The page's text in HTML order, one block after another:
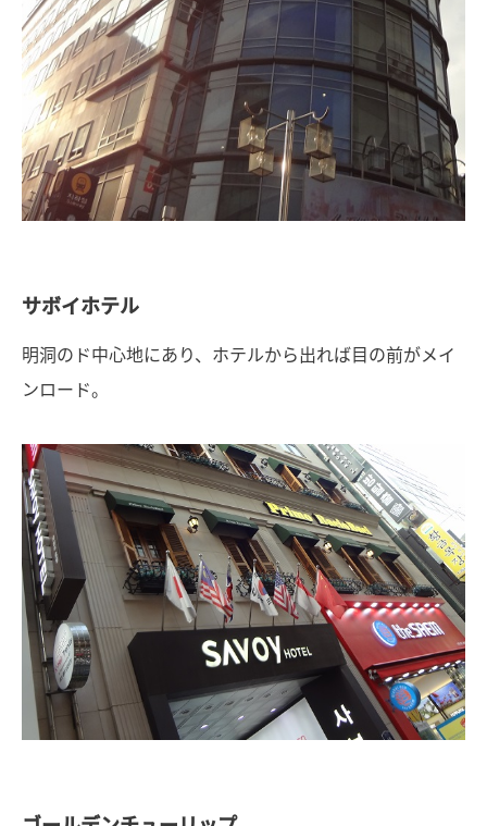
サボイホテル
明洞のド中心地にあり、ホテルから出れば目の前がメイ
ンロード。